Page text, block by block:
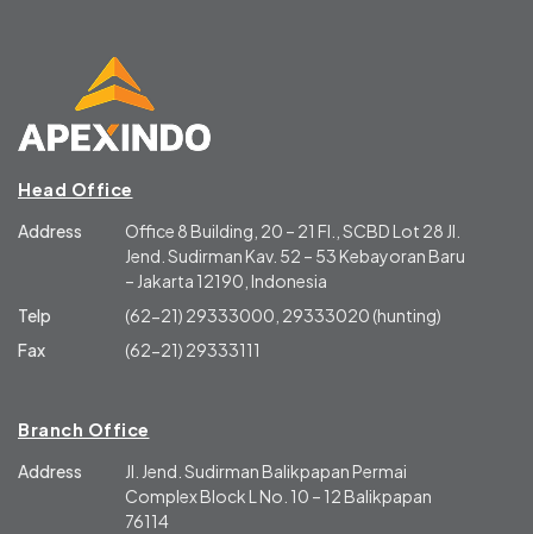
Head Office
Address
Office 8 Building, 20 – 21 Fl., SCBD Lot 28 Jl.
Jend. Sudirman Kav. 52 – 53 Kebayoran Baru
– Jakarta 12190, Indonesia
Telp
(62-21) 29333000, 29333020 (hunting)
Fax
(62-21) 29333111
Branch Office
Address
Jl. Jend. Sudirman Balikpapan Permai
Complex Block L No. 10 – 12 Balikpapan
76114